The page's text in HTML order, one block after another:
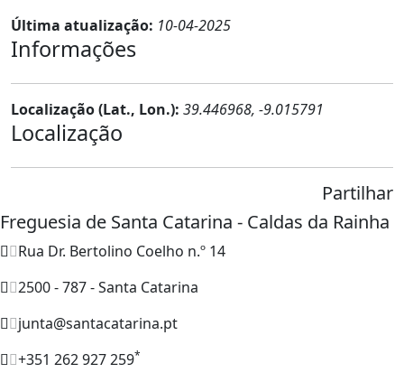
Última atualização: 10-04-2025
Informações
Localização (Lat., Lon.): 39.446968, -9.015791
Localização
Partilhar
Freguesia de Santa Catarina - Caldas da Rainha
Rua Dr. Bertolino Coelho n.º 14
2500 - 787 - Santa Catarina
junta@santacatarina.pt
+351 262 927 259*